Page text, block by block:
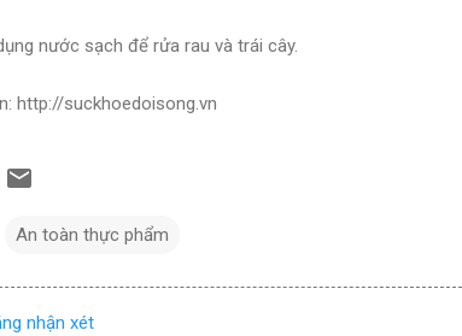
nước sạch để rửa rau và trái cây.
http://suckhoedoisong.vn
An toàn thực phẩm
nhận xét